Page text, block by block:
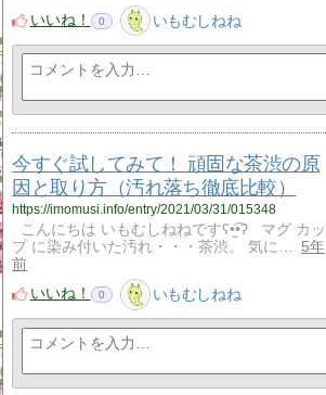
いいね！
0 いもむしねね
今すぐ試してみて！ 頑固な茶渋の原
因と取り方（汚れ落ち徹底比較）
https://imomusi.info/entry/2021/03/31/015348
こんにちは いもむしねねですʕ•̫͡•ʔ マグ カッ
プ に染み付いた汚れ・・・茶渋。 気に…
5年
前
いいね！
0 いもむしねね